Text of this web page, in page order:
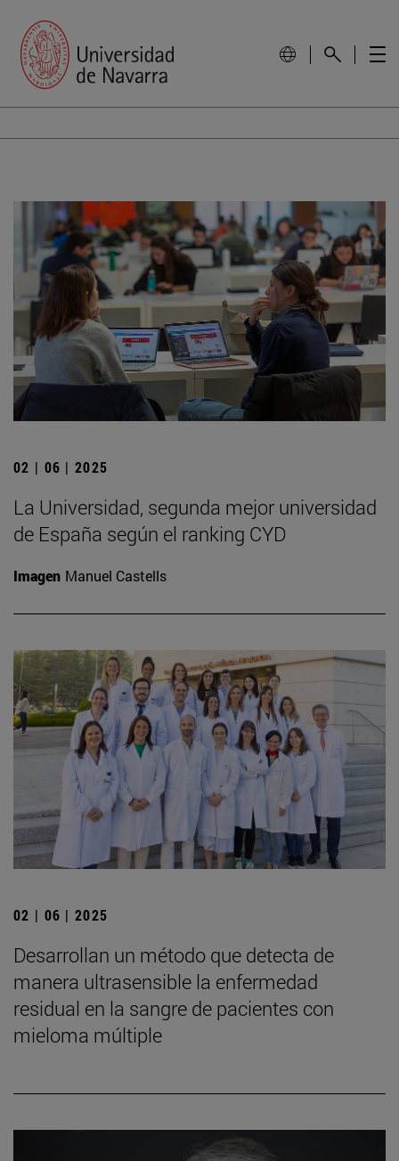
02 | 06 | 2025
La Universidad, segunda mejor universidad
de España según el ranking CYD
Imagen Manuel Castells
02 | 06 | 2025
Desarrollan un método que detecta de
manera ultrasensible la enfermedad
residual en la sangre de pacientes con
mieloma múltiple